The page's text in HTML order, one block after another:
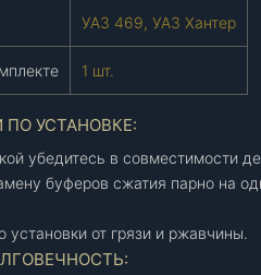
УАЗ 469, УАЗ Хантер
1 шт.
УСТАНОВКЕ:
убедитесь в совместимости
буферов сжатия парно на
установки от грязи и ржавчины.